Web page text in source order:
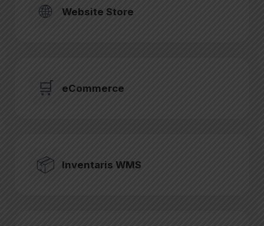
🌐 Website Store
🛒 eCommerce
📦 Inventaris WMS